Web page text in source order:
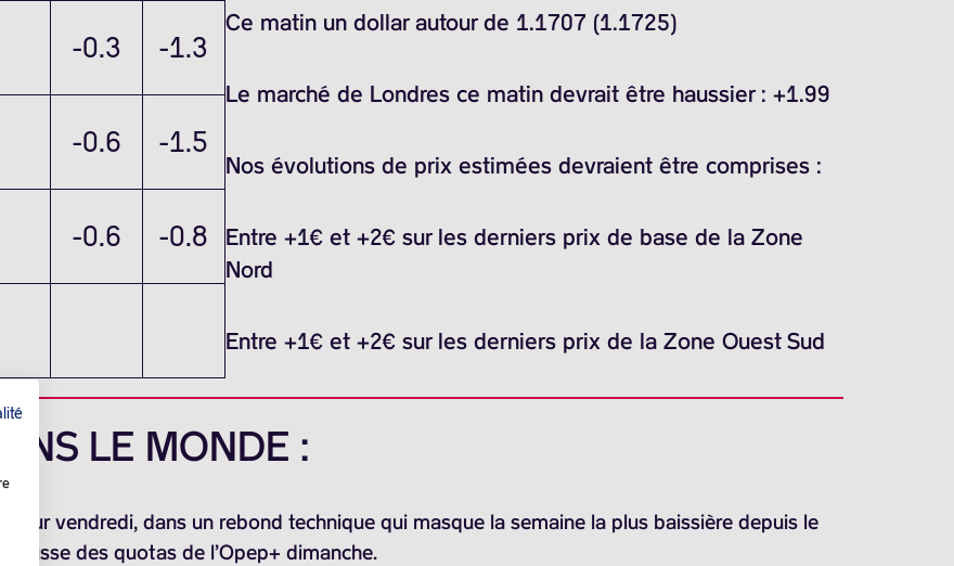
-0.3 -1.3
-0.6 -1.5
-0.6 -0.8
Ce matin un dollar autour de 1.1707 (1.1725)
Le marché de Londres ce matin devrait être haussier : +1.99
Nos évolutions de prix estimées devraient être comprises :
Entre +1€ et +2€ sur les derniers prix de base de la Zone
Nord
Entre +1€ et +2€ sur les derniers prix de la Zone Ouest Sud
LE MONDE :
vendredi, dans un rebond technique qui masque la semaine la plus baissière depuis le
hausse des quotas de l’Opep+ dimanche.